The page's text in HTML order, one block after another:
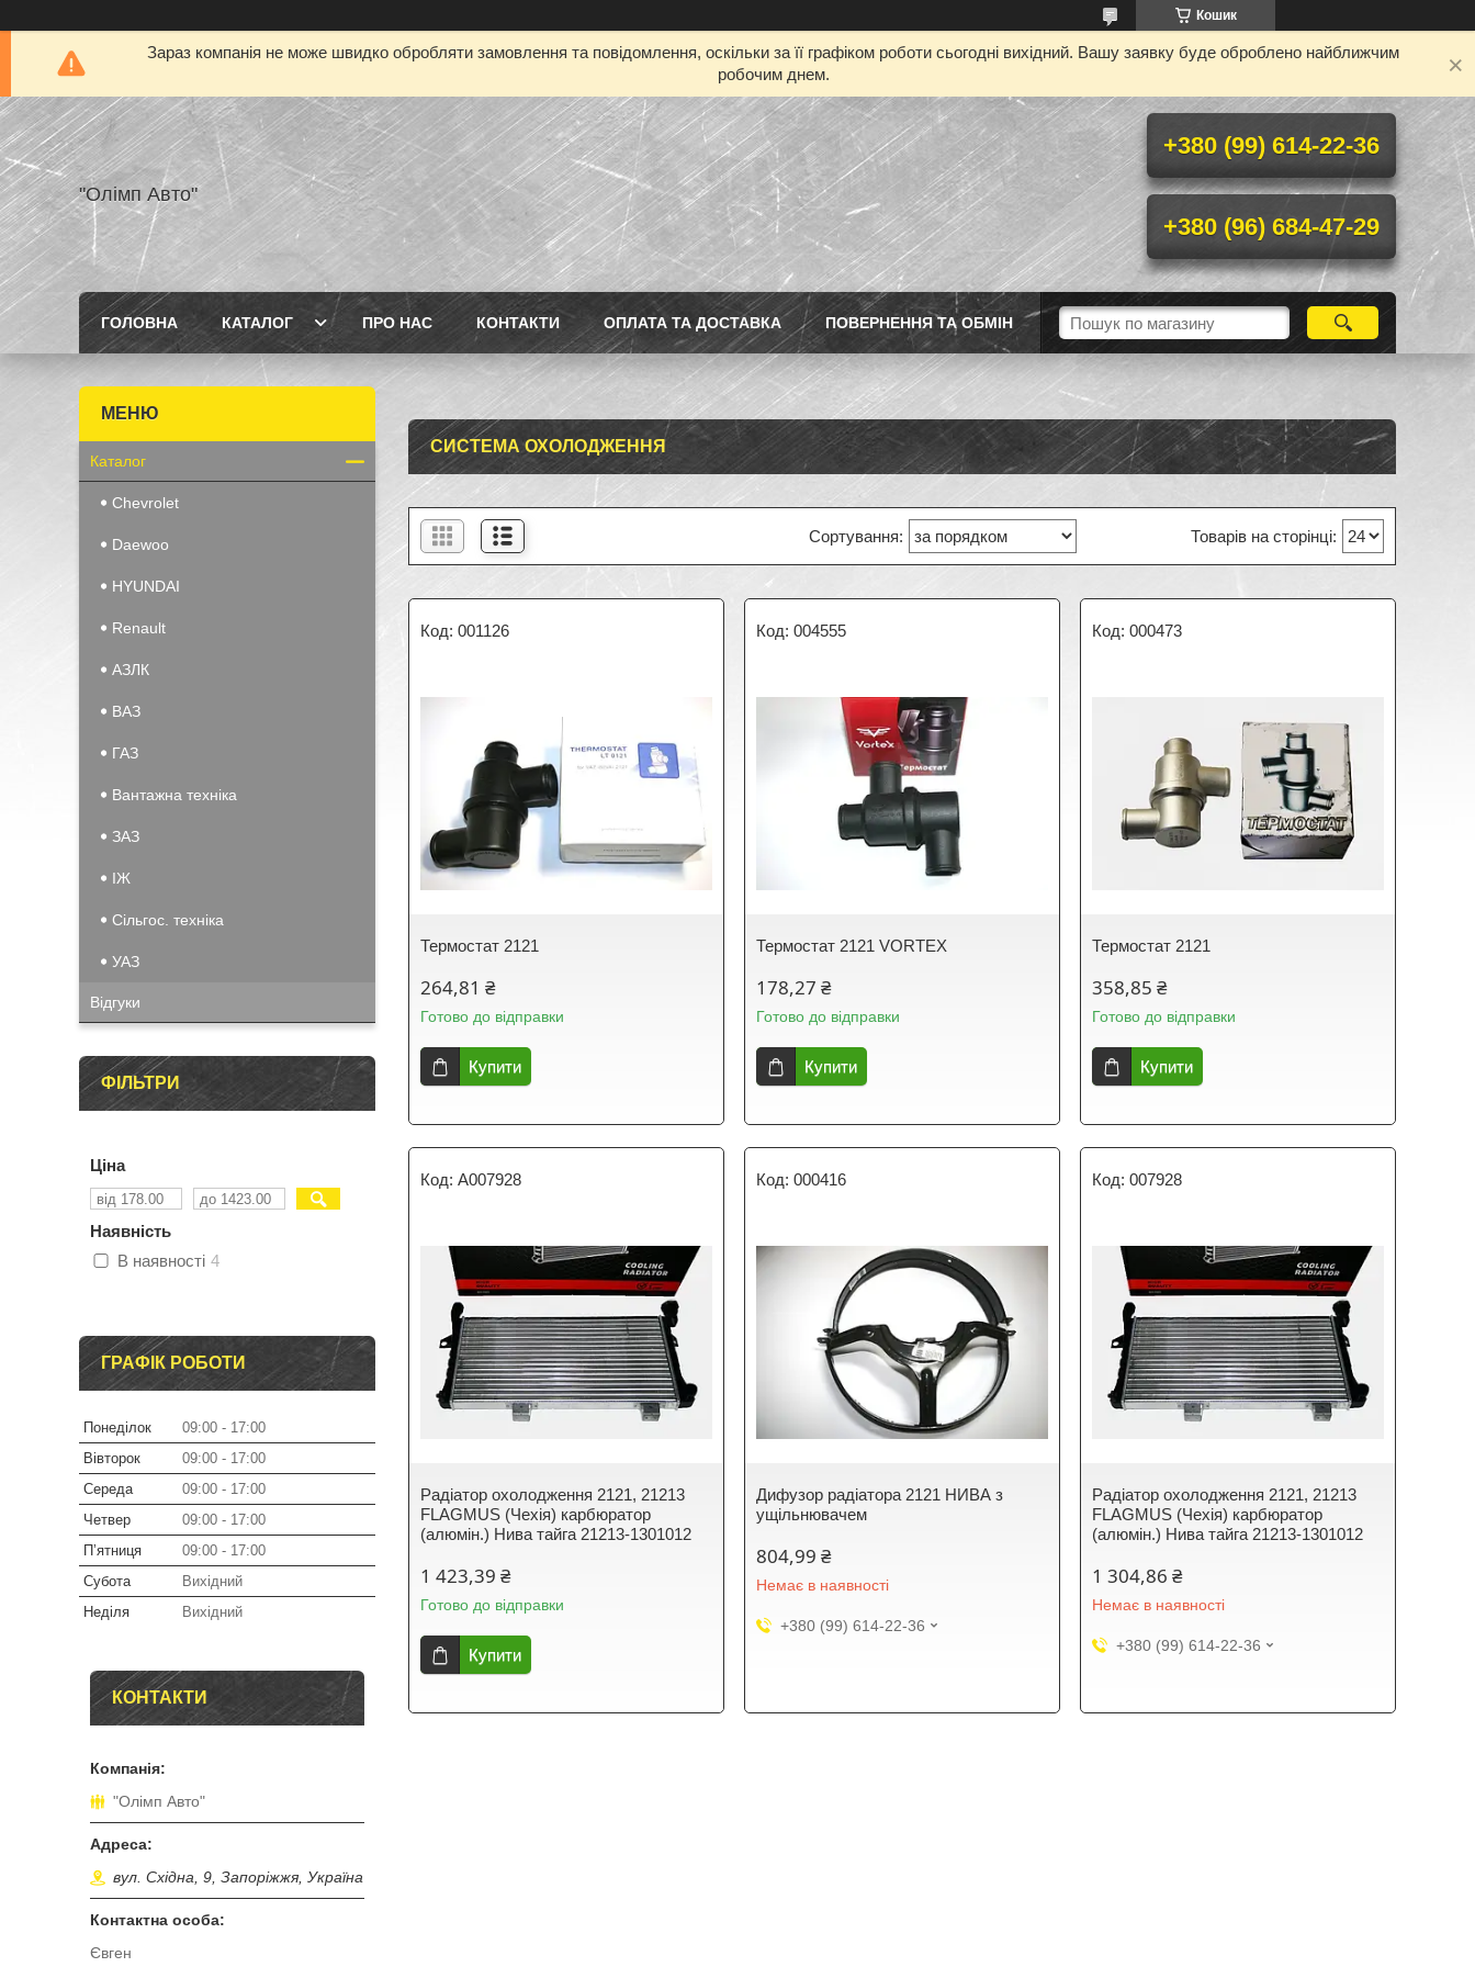
Кошик
Зараз компанія не може швидко обробляти замовлення та повідомлення, оскільки за її графіком роботи сьогодні вихідний. Вашу заявку буде оброблено найближчим
робочим днем.
"Олімп Авто"
+380 (99) 614-22-36
+380 (96) 684-47-29
ГОЛОВНА КАТАЛОГ ПРО НАС КОНТАКТИ ОПЛАТА ТА ДОСТАВКА ПОВЕРНЕННЯ ТА ОБМІН
СИСТЕМА ОХОЛОДЖЕННЯ
001126
Термостат 2121
264,81 ₴
Готово до відправки
Купити
004555
Термостат 2121 VORTEX
178,27 ₴
Готово до відправки
Купити
000473
Термостат 2121
358,85 ₴
Готово до відправки
Купити
A007928
Радіатор охолодження 2121, 21213
FLAGMUS (Чехія) карбюратор
(алюмін.) Нива тайга 21213-1301012
1 423,39 ₴
Готово до відправки
Купити
000416
Дифузор радіатора 2121 НИВА з
ущільнювачем
804,99 ₴
Немає в наявності
+380 (99) 614-22-36
007928
Радіатор охолодження 2121, 21213
FLAGMUS (Чехія) карбюратор
(алюмін.) Нива тайга 21213-1301012
1 304,86 ₴
Немає в наявності
+380 (99) 614-22-36
Каталог
Chevrolet
Daewoo
HYUNDAI
Renault
АЗЛК
ВАЗ
ГАЗ
Вантажна техніка
ЗАЗ
IЖ
Сільгос. техніка
УАЗ
Відгуки
ФІЛЬТРИ
Ціна
Наявність
В наявності 4
ГРАФІК РОБОТИ
Понеділок 09:00
17:00
Вівторок
09:00
17:00
Середа
09:00
17:00
Четвер
09:00
17:00
Пʼятниця
09:00
17:00
Субота
Вихідний
Неділя
Вихідний
КОНТАКТИ
"Олімп Авто"
вул. Східна, 9, Запоріжжя, Україна
Євген